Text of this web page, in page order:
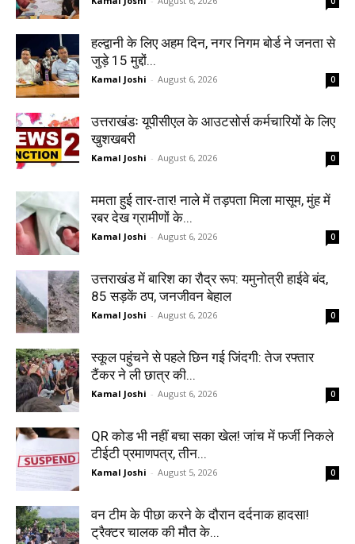
हल्द्वानी के लिए अहम दिन, नगर निगम बोर्ड ने जनता से
जुड़े 15 मुद्दों...
Kamal Joshi - August 6, 2026 0
उत्तराखंडः यूपीसीएल के आउटसोर्स कर्मचारियों के लिए
खुशखबरी
Kamal Joshi - August 6, 2026 0
ममता हुई तार-तार! नाले में तड़पता मिला मासूम, मुंह में
रबर देख ग्रामीणों के...
Kamal Joshi - August 6, 2026 0
उत्तराखंड में बारिश का रौद्र रूप: यमुनोत्री हाईवे बंद,
85 सड़कें ठप, जनजीवन बेहाल
Kamal Joshi - August 6, 2026 0
स्कूल पहुंचने से पहले छिन गई जिंदगी: तेज रफ्तार
टैंकर ने ली छात्र की...
Kamal Joshi - August 6, 2026 0
QR कोड भी नहीं बचा सका खेल! जांच में फर्जी निकले
टीईटी प्रमाणपत्र, तीन...
Kamal Joshi - August 5, 2026 0
वन टीम के पीछा करने के दौरान दर्दनाक हादसा!
ट्रैक्टर चालक की मौत के...